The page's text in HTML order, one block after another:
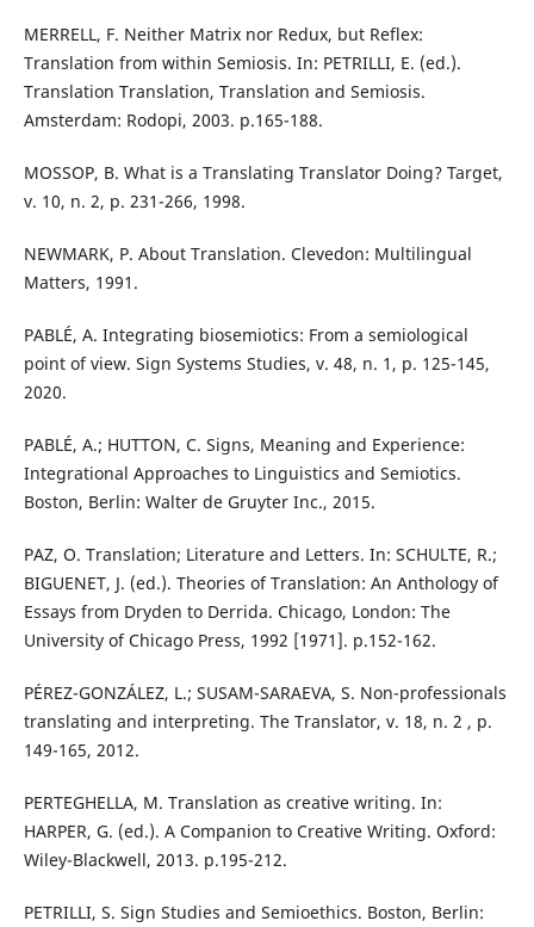
MERRELL, F. Neither Matrix nor Redux, but Reflex:
Translation from within Semiosis. In: PETRILLI, E. (ed.).
Translation Translation, Translation and Semiosis.
Amsterdam: Rodopi, 2003. p.165-188.
MOSSOP, B. What is a Translating Translator Doing? Target,
v. 10, n. 2, p. 231-266, 1998.
NEWMARK, P. About Translation. Clevedon: Multilingual
Matters, 1991.
PABLÉ, A. Integrating biosemiotics: From a semiological
point of view. Sign Systems Studies, v. 48, n. 1, p. 125-145,
2020.
PABLÉ, A.; HUTTON, C. Signs, Meaning and Experience:
Integrational Approaches to Linguistics and Semiotics.
Boston, Berlin: Walter de Gruyter Inc., 2015.
PAZ, O. Translation; Literature and Letters. In: SCHULTE, R.;
BIGUENET, J. (ed.). Theories of Translation: An Anthology of
Essays from Dryden to Derrida. Chicago, London: The
University of Chicago Press, 1992 [1971]. p.152-162.
PÉREZ-GONZÁLEZ, L.; SUSAM-SARAEVA, S. Non-professionals
translating and interpreting. The Translator, v. 18, n. 2 , p.
149-165, 2012.
PERTEGHELLA, M. Translation as creative writing. In:
HARPER, G. (ed.). A Companion to Creative Writing. Oxford:
Wiley-Blackwell, 2013. p.195-212.
PETRILLI, S. Sign Studies and Semioethics. Boston, Berlin: